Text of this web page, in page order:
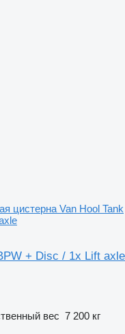
цистерна Van Hool Tank
+ Disc / 1x Lift axle
вес 7 200 кг